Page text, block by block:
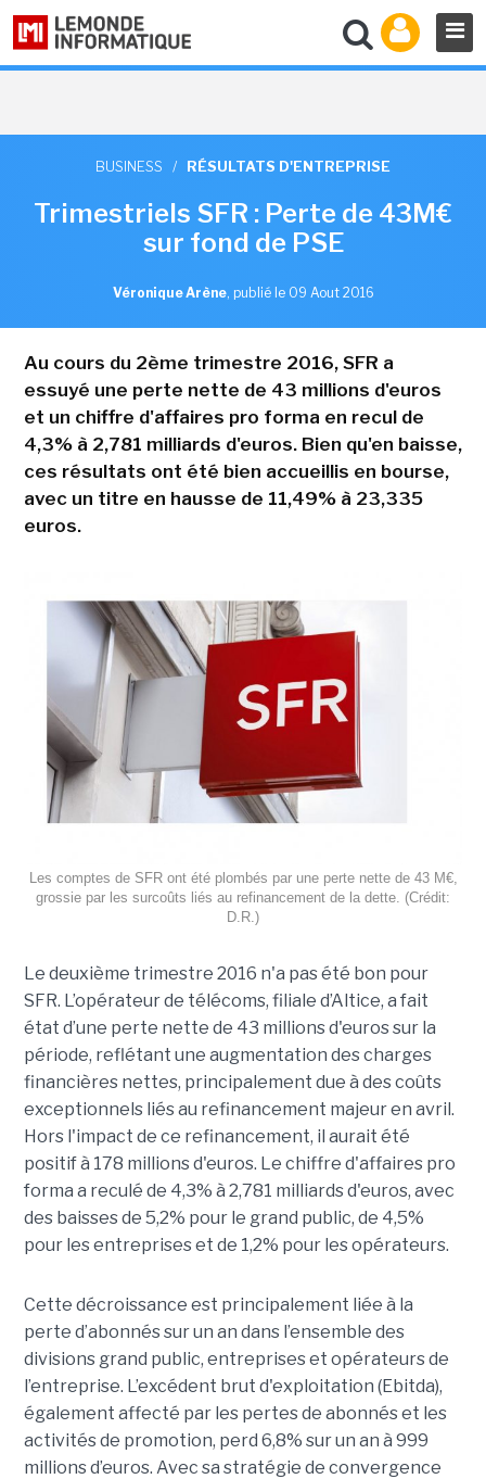
BUSINESS / RÉSULTATS D'ENTREPRISE
Trimestriels SFR : Perte de 43M€
sur fond de PSE
Véronique Arène, publié le 09 Aout 2016
Au cours du 2ème trimestre 2016, SFR a
essuyé une perte nette de 43 millions d'euros
et un chiffre d'affaires pro forma en recul de
4,3% à 2,781 milliards d'euros. Bien qu'en baisse,
ces résultats ont été bien accueillis en bourse,
avec un titre en hausse de 11,49% à 23,335
euros.
Les comptes de SFR ont été plombés par une perte nette de 43 M€,
grossie par les surcoûts liés au refinancement de la dette. (Crédit:
D.R.)
Le deuxième trimestre 2016 n'a pas été bon pour
SFR. L’opérateur de télécoms, filiale d’Altice, a fait
état d’une perte nette de 43 millions d'euros sur la
période, reflétant une augmentation des charges
financières nettes, principalement due à des coûts
exceptionnels liés au refinancement majeur en avril.
Hors l'impact de ce refinancement, il aurait été
positif à 178 millions d'euros. Le chiffre d'affaires pro
forma a reculé de 4,3% à 2,781 milliards d'euros, avec
des baisses de 5,2% pour le grand public, de 4,5%
pour les entreprises et de 1,2% pour les opérateurs.
Cette décroissance est principalement liée à la
perte d’abonnés sur un an dans l’ensemble des
divisions grand public, entreprises et opérateurs de
l’entreprise. L’excédent brut d'exploitation (Ebitda),
également affecté par les pertes de abonnés et les
activités de promotion, perd 6,8% sur un an à 999
millions d’euros. Avec sa stratégie de convergence